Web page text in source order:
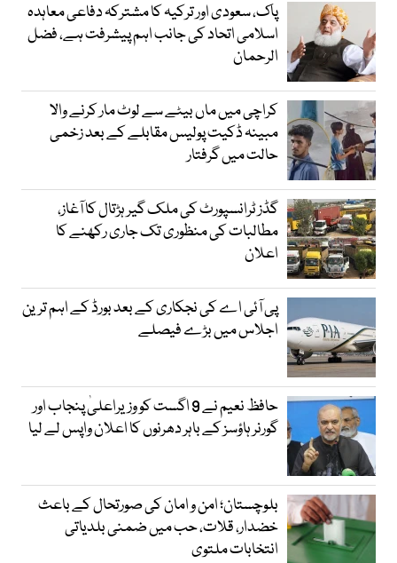
پاک، سعودی اور ترکیہ کا مشترکہ دفاعی معاہدہ
اسلامی اتحاد کی جانب اہم پیشرفت ہے، فضل
الرحمان
کراچی میں ماں بیٹے سے لوٹ مار کرنے والا
مبینہ ڈکیت پولیس مقابلے کے بعد زخمی
حالت میں گرفتار
گڈز ٹرانسپورٹ کی ملک گیر ہڑتال کا آغاز،
مطالبات کی منظوری تک جاری رکھنے کا
اعلان
پی آئی اے کی نجکاری کے بعد بورڈ کے اہم ترین
اجلاس میں بڑے فیصلے
حافظ نعیم نے 9 اگست کو وزیراعلیٰ پنجاب اور
گورنر ہاؤسز کے باہر دھرنوں کا اعلان واپس لے لیا
بلوچستان؛ امن و امان کی صورتحال کے باعث
خضدار، قلات، حب میں ضمنی بلدیاتی
انتخابات ملتوی